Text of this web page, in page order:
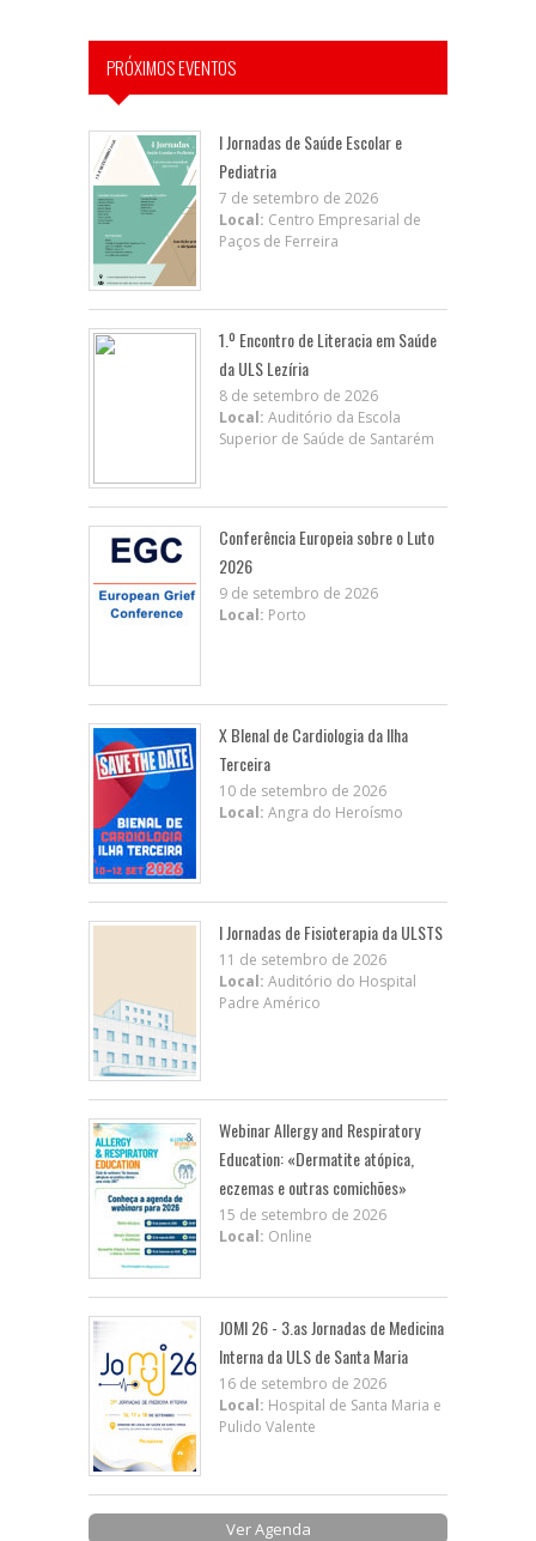
PRÓXIMOS EVENTOS
I Jornadas de Saúde Escolar e
Pediatria
7 de setembro de 2026
Local: Centro Empresarial de
Paços de Ferreira
1.º Encontro de Literacia em Saúde
da ULS Lezíria
8 de setembro de 2026
Local: Auditório da Escola
Superior de Saúde de Santarém
Conferência Europeia sobre o Luto
2026
9 de setembro de 2026
Local: Porto
X BIenal de Cardiologia da Ilha
Terceira
10 de setembro de 2026
Local: Angra do Heroísmo
I Jornadas de Fisioterapia da ULSTS
11 de setembro de 2026
Local: Auditório do Hospital
Padre Américo
Webinar Allergy and Respiratory
Education: «Dermatite atópica,
eczemas e outras comichões»
15 de setembro de 2026
Local: Online
JOMI 26 - 3.as Jornadas de Medicina
Interna da ULS de Santa Maria
16 de setembro de 2026
Local: Hospital de Santa Maria e
Pulido Valente
Ver Agenda